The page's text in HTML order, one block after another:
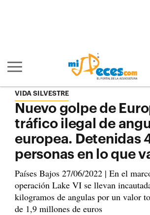
Mostrar/ocultar navegación principal
VIDA SILVESTRE
Nuevo golpe de
tráfico ilegal de
europea. Detenidas
personas en lo que
Países Bajos 27/06/2022 | En el
operación Lake VI se llevan
kilogramos de angulas por un valor
de 1,9 millones de euros